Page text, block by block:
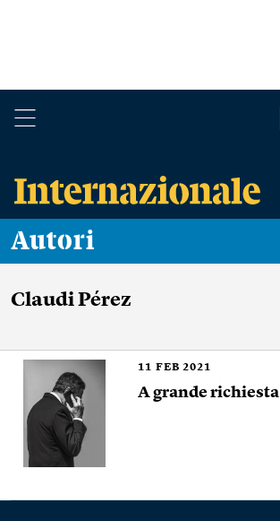
Autori
Claudi Pérez
11 FEB 2021
A grande richiesta